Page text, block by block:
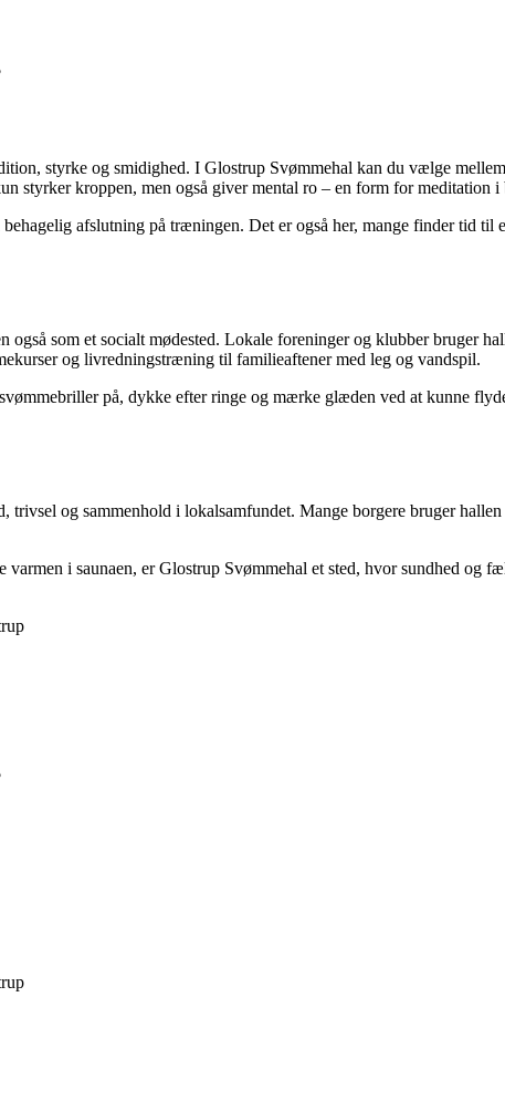
styrke og smidighed. I Glostrup Svømmehal kan du vælge
styrker kroppen, men også giver mental ro – en form for meditation i
afslutning på træningen. Det er også her, mange finder tid
som et socialt mødested. Lokale foreninger og klubber bruger
og livredningstræning til familieaftener med leg og vandspil.
på, dykke efter ringe og mærke glæden ved at kunne
og sammenhold i lokalsamfundet. Mange borgere bruger
i saunaen, er Glostrup Svømmehal et sted, hvor sundhed og